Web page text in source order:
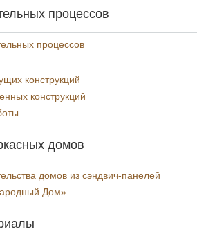
процессов
процессов
конструкций
конструкций
домов
домов из сэндвич-панелей
Дом»